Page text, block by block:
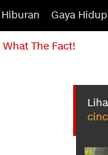
Hiburan Gaya Hidup
What The Fact!